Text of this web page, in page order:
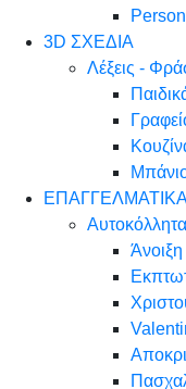
3D ΣΧΕΔΙΑ
Λέξεις -
Αυτοκόλλητα
Άνοιξη